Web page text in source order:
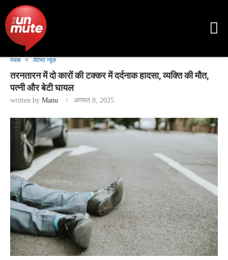
पंजाब लेटेस्ट न्यूज़
तरनतारन में दो कारों की टक्कर में दर्दनाक हादसा, व्यक्ति की मौत,
पत्नी और बेटी घायल
written by Manu अगस्त 8, 2025